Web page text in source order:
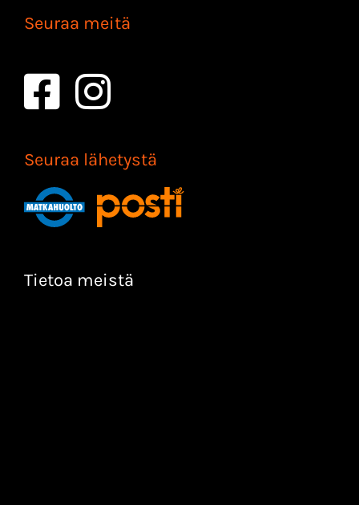
Seuraa meitä
Seuraa lähetystä
Tietoa meistä